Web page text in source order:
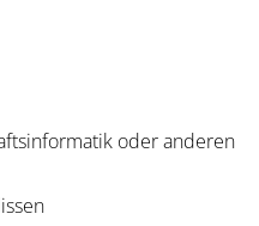
oder anderen